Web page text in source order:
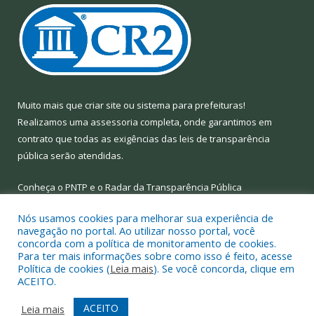
Muito mais que criar site ou sistema para prefeituras!
Realizamos uma assessoria completa, onde garantimos em
contrato que todas as exigências das leis de transparência
pública serão atendidas.
Conheça o PNTP e o Radar da Transparência Pública
Todos os direitos reservados a Prefeitura Municipal de Limoeiro
do Ajuru.
Mapa do Site
Acessar Área Administrativa
Nós usamos cookies para melhorar sua experiência de
navegação no portal. Ao utilizar nosso portal, você
concorda com a política de monitoramento de cookies.
Para ter mais informações sobre como isso é feito, acesse
Política de cookies (Leia mais). Se você concorda, clique em
ACEITO.
Leia mais
ACEITO